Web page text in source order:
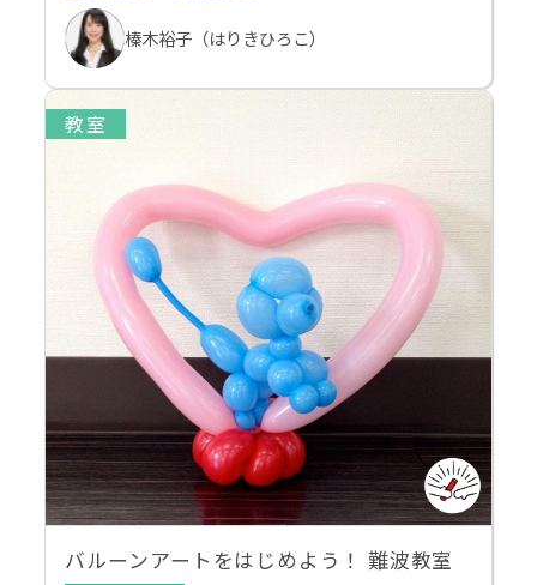
榛木裕子（はりきひろこ）
教室
バルーンアートをはじめよう！ 難波教室